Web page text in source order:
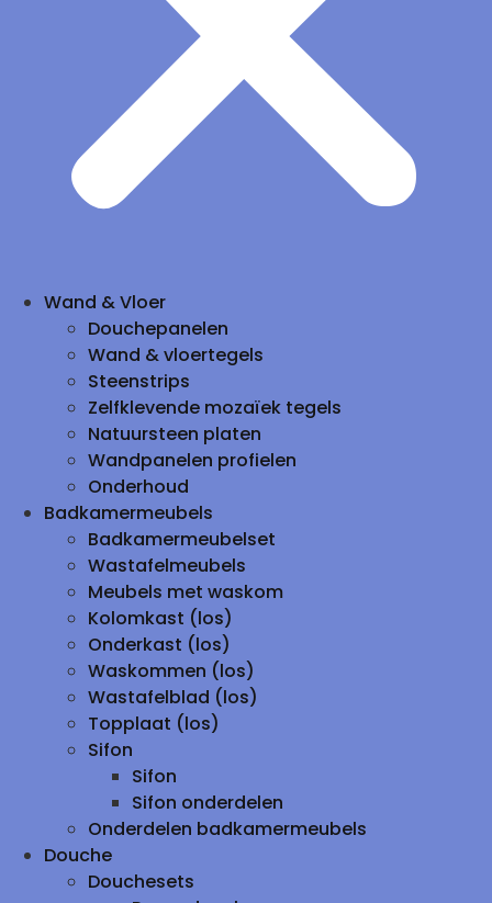
Wand & Vloer
Douchepanelen
Wand & vloertegels
Steenstrips
Zelfklevende mozaïek tegels
Natuursteen platen
Wandpanelen profielen
Onderhoud
Badkamermeubels
Badkamermeubelset
Wastafelmeubels
Meubels met waskom
Kolomkast (los)
Onderkast (los)
Waskommen (los)
Wastafelblad (los)
Topplaat (los)
Sifon
Sifon
Sifon onderdelen
Onderdelen badkamermeubels
Douche
Douchesets